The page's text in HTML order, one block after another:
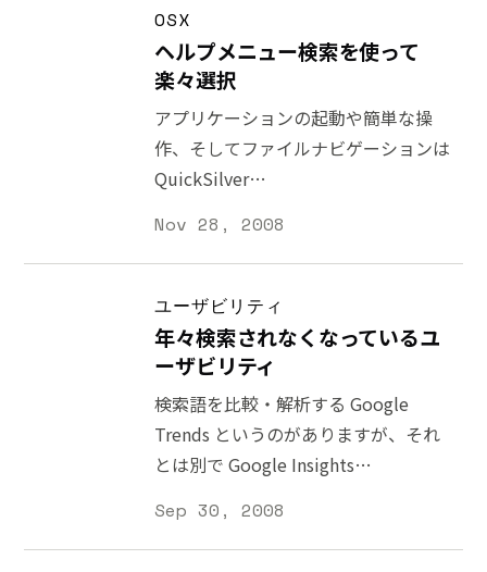
キーワードを購入したり、ソースコー
ドを調整すれば良いと考ることができ
ますが、それは狭い意
が参考になります。 今すぐ欲しい情報
を探すのであればキーワード検索でも
十分ですが、調査、仕事のプロジェク
ト、ライフプランなど中・長期に渡っ
て探し続ける情報をいかに補助するか
が課題です。今でもブックマークを使
ったりメモソフトを組み合わせること
ことが出来れば、キーワードから導き
、7月が公開月に比べてシェアが 5%
増だったそうです。公開されたばかり
ということもあり、試しに使っている
という方も少なくないでしょう。今後
どうなるか分かりませんし、吸収する
形になるであろう様々な Yahoo! 検索
の技術がどのように bing に影響を及
ぼすかが注目です。特に自分の検索エ
ンジンが作れるプラットフォーム
[http://developer.yahoo.com/search/
や、セマンティック検索を可能にする
SearchMonkey
[http://developer.yahoo.com/
は何かしらの形で bing
OSX
ヘルプメニュー検索を使って
楽々選択
アプリケーションの起動や簡単な操
作、そしてファイルナビゲーションは
QuickSilver
alchemy/] で問題ないですが、各アプ
リケーションでの詳細な操作をするに
はあまり適していません。例えば
Photoshop のように何階層もメニュ
ーがあるアプリケーションは大変で
す。QucickSilver でも、Proxy Object
[http://wakabamac.blog95.fc2.com/
entry-455.html] と組み合わせること
によって、なんとなくメニューを辿る
ことが出来ますが、使い勝手が良いと
もいえないですし、可能な限りビジュ
Nov 28, 2008
ユーザビリティ
年々検索されなくなっているユ
ーザビリティ
検索語を比較・解析する Google
Trends というのがありますが、それ
とは別で Google Insights
というツールがあります。地域・時間
枠などで検索語の傾向を調査出来るの
Sep 30, 2008